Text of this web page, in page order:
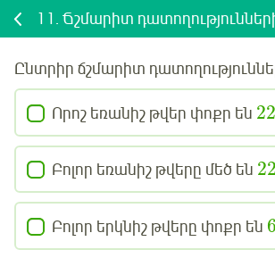
11. Ճշմարիտ
Ընտրիր ճշմարիտ
Որոշ եռանիշ թվեր փոքր են
Բոլոր եռանիշ թվերը մեծ են
Բոլոր երկնիշ թվերը փոքր են